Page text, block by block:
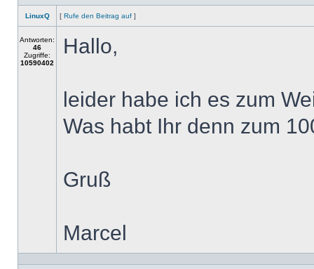
LinuxQ [ Rufe den Beitrag auf ]
Antworten:
46
Zugriffe:
10590402
Hallo,
leider habe ich es zum
Was habt Ihr denn zum
Gruß
Marcel